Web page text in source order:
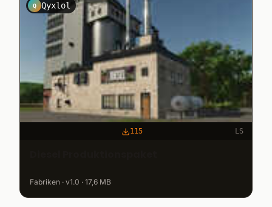
Q Qyxlol
115 LS
Fabriken · v1.0 · 17,6 MB